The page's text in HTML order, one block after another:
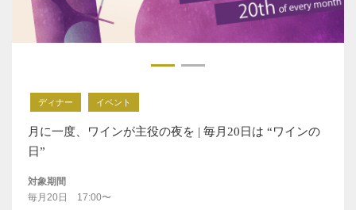
ディナー イベント
月に一度、ワインが主役の夜を | 毎月20日は “ワインの
日”
対象期間
毎月20日 17:00〜